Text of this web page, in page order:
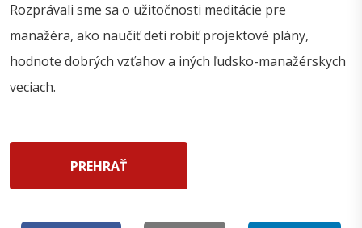
Rozprávali sme sa o užitočnosti meditácie pre
manažéra, ako naučiť deti robiť projektové plány,
hodnote dobrých vzťahov a iných ľudsko-manažérskych
veciach.
PREHRAŤ